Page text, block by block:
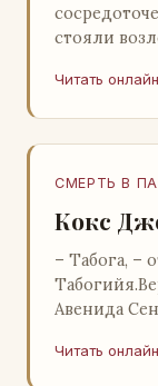
стояли
прочей
Читать
СМЕРТЬ В
Кокс
– Табога, –
Авенида
отель…
Читать